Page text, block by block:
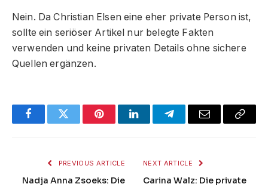
Nein. Da Christian Elsen eine eher private Person ist,
sollte ein seriöser Artikel nur belegte Fakten
verwenden und keine privaten Details ohne sichere
Quellen ergänzen.
FacebookTwitter PinterestLinkedInTelegramEmail
Copy
PREVIOUS ARTICLE
Nadja Anna Zsoeks: Die
NEXT ARTICLE
Carina Walz: Die private